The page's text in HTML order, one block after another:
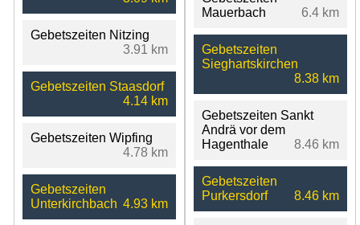
Gebetszeiten Nitzing
3.91 km
Gebetszeiten Staasdorf
4.14 km
Gebetszeiten Wipfing
4.78 km
Gebetszeiten
Unterkirchbach 4.93 km
Mauerbach
6.4 km
Gebetszeiten
Sieghartskirchen
8.38 km
Gebetszeiten Sankt
Andrä vor dem
Hagenthale
8.46 km
Gebetszeiten
Purkersdorf
8.46 km